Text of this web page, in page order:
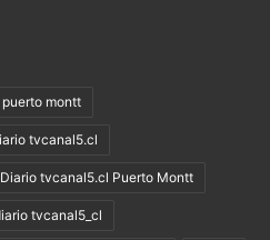
montt
tvcanal5.cl
Diario tvcanal5.cl Puerto Montt
tvcanal5_cl